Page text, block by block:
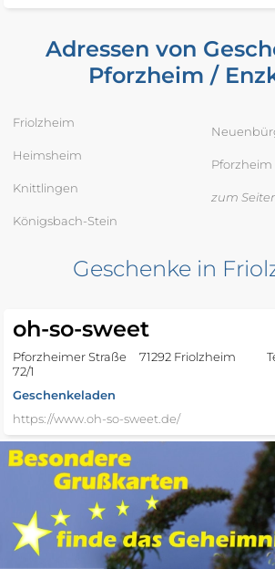
Adressen von
Pforzheim /
Friolzheim
Heimsheim
Knittlingen
Königsbach-Stein
Pforzheim
zum
Geschenke in
oh-so-sweet
Pforzheimer Straße
72/1
71292 Friolzheim
Geschenkeladen
https://www.oh-so-sweet.de/
Geschenke in
Münzhandel Kleiner
Alemannenstraße 5 71296 Heimsheim